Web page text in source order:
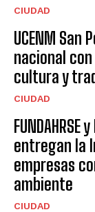
CIUDAD
UCENM
nacional
cultura y
CIUDAD
entregan la
empresas
ambiente
CIUDAD